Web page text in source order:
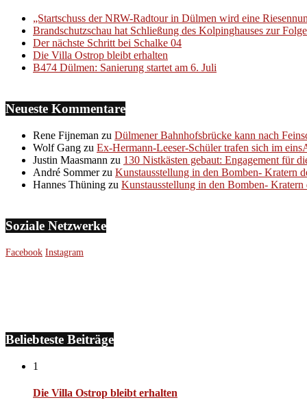
„Startschuss der NRW-Radtour in Dülmen wird eine
Brandschutzschau hat Schließung des Kolpinghauses zur Folge
Der nächste Schritt bei Schalke 04
Die Villa Ostrop bleibt erhalten
B474 Dülmen: Sanierung startet am 6. Juli
Neueste Kommentare
Rene Fijneman zu Dülmener Bahnhofsbrücke kann nach
Wolf Gang zu Ex-Hermann-Leeser-Schüler trafen sich im
Justin Maasmann zu 130 Nistkästen gebaut: Engagement für
André Sommerzu Kunstausstellung in den Bomben- Kratern
Hannes Thüning zu Kunstausstellung in den Bomben-
Soziale Netzwerke
Facebook Instagram
Beliebteste Beiträge
1
Die Villa Ostrop bleibt erhalten